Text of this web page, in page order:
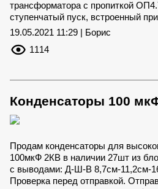
трансформатора с пропиткой
ступенчатый пуск, встроенный
19.05.2021 11:29 | Борис
1114
Конденсаторы 100
Продам конденсаторы для
100мкФ 2КВ в наличии 27шт из
с выводами: Д-Ш-В 8,7см-11,2см-
Проверка перед отправкой.